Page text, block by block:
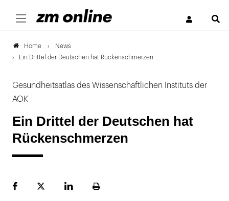
Home
News
Ein Drittel der Deutschen hat Rückenschmerzen
Gesundheitsatlas des Wissenschaftlichen Instituts der
AOK
Ein Drittel der Deutschen hat
Rückenschmerzen
FacebookPlattformLinekdInSeite